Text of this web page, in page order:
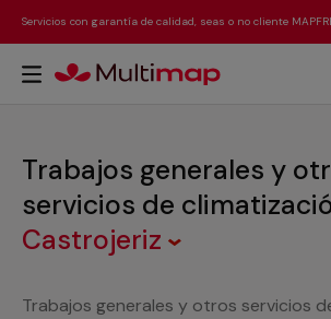
Servicios con garantía de calidad, seas o no cliente
Trabajos generales y
servicios de
Castrojeriz
Trabajos generales y otros servicios